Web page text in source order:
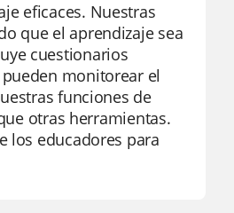
eficaces. Nuestras
que el aprendizaje sea
cuestionarios
monitorear el
funciones de
otras herramientas.
los educadores para